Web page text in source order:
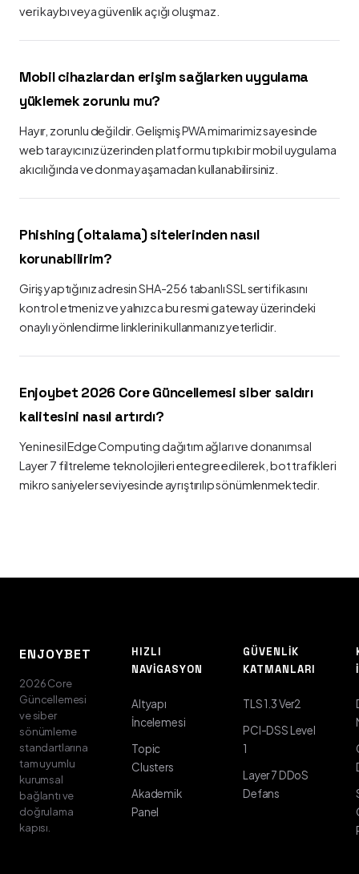
veri kaybı veya güvenlik açığı oluşmaz.
Mobil cihazlardan erişim sağlarken uygulama
yüklemek zorunlu mu?
Hayır, zorunlu değildir. Gelişmiş PWA mimarimiz sayesinde
web tarayıcınız üzerinden platformu tıpkı bir mobil uygulama
akıcılığında ve donma yaşamadan kullanabilirsiniz.
Phishing (oltalama) sitelerinden nasıl
korunabilirim?
Giriş yaptığınız adresin SHA-256 tabanlı SSL sertifikasını
kontrol etmeniz ve yalnızca bu resmi gateway üzerindeki
onaylı yönlendirme linklerini kullanmanız yeterlidir.
Enjoybet 2026 Core Güncellemesi siber saldırı
kalitesini nasıl artırdı?
Yeni nesil Edge Computing dağıtım ağları ve donanımsal
Layer 7 filtreleme teknolojileri entegre edilerek, bot trafikleri
mikro saniyeler seviyesinde ayrıştırılıp sönümlenmektedir.
ENJOYBET
2026 Core
Güncellemesi
ve siber
sönümleme
standartlarına
tam uyumlu
kurumsal
bağlantı ve
doğrulama
kapısı.
HIZLI
NAVIGASYON
Altyapı
İncelemesi
Topic
Clusters
Akademik
Panel
GÜVENLIK
KATMANLARI
TLS 1.3 Ver2
PCI-DSS Level
1
Layer 7 DDoS
Defans